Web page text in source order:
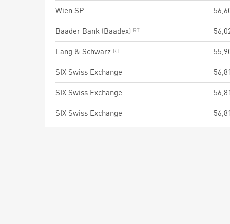
Wien SP
Baader Bank (Baadex)
Lang & Schwarz
SIX Swiss Exchange
SIX Swiss Exchange
SIX Swiss Exchange